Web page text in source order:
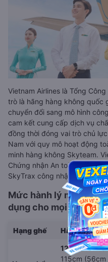
Vietnam Airlines là Tổng
trò là hãng hàng không quốc
chuyển đổi sang mô hình
cam kết cung cấp dịch vụ
đồng thời đóng vai trò chủ
Nam với quy mô hoạt động
minh hàng không Skyteam.
Chứng nhận An toàn khai
SkyTrax công nhận là hãng
Mức hành lý miễn
dụng cho mọi chặng
Hạng ghế Hành lý xách
12kg/26lb
115cm